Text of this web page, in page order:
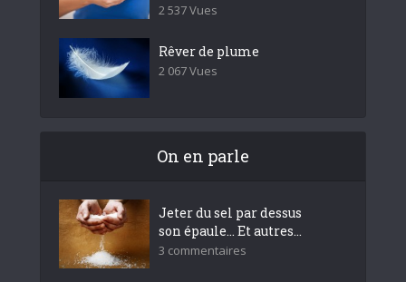
2 537 Vues
Rêver de plume
2 067 Vues
On en parle
Jeter du sel par dessus
son épaule… Et autres...
3 commentaires